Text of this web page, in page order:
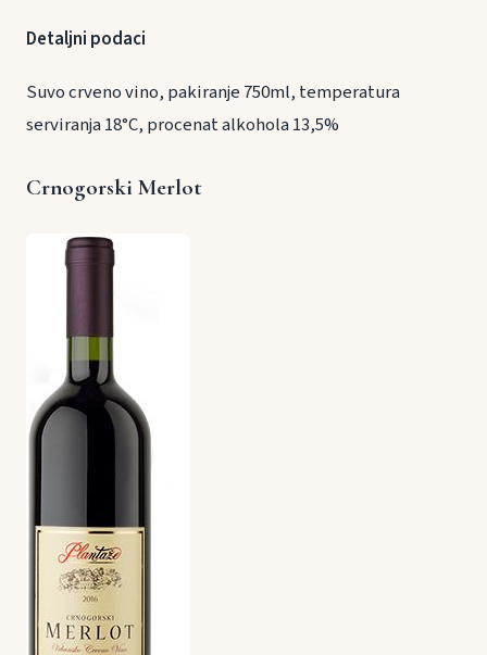
Detaljni podaci
Suvo crveno vino, pakiranje 750ml, temperatura
serviranja 18°C, procenat alkohola 13,5%
Crnogorski Merlot